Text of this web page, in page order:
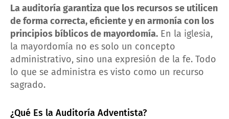
La auditoría garantiza que los recursos se utilicen
de forma correcta, eficiente y en armonía con los
principios bíblicos de mayordomía. En la iglesia,
la mayordomía no es solo un concepto
administrativo, sino una expresión de la fe. Todo
lo que se administra es visto como un recurso
sagrado.
¿Qué Es la Auditoría Adventista?